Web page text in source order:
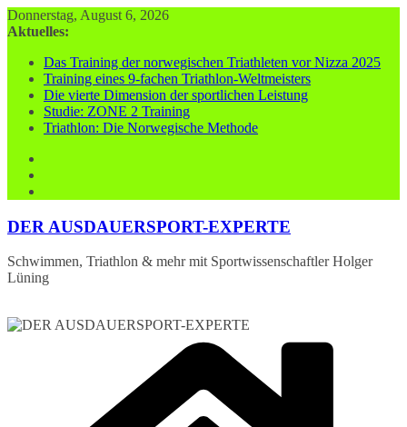
Zum
Inhalt
Donnerstag, August 6, 2026
Aktuelles:
Das Training der norwegischen Triathleten vor Nizza 2025
Training eines 9-fachen Triathlon-Weltmeisters
Die vierte Dimension der sportlichen Leistung
Studie: ZONE 2 Training
Triathlon: Die Norwegische Methode
DER AUSDAUERSPORT-EXPERTE
Schwimmen, Triathlon & mehr mit Sportwissenschaftler Holger
Lüning